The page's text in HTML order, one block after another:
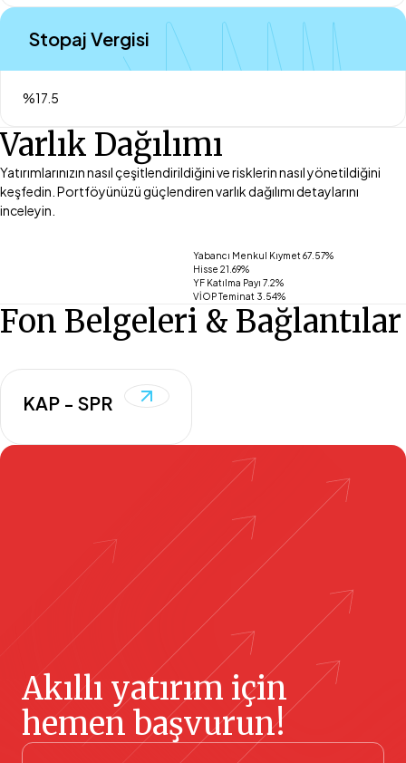
Stopaj Vergisi
%17.5
Varlık Dağılımı
Yatırımlarınızın nasıl çeşitlendirildiğini ve risklerin nasıl yönetildiğini
keşfedin. Portföyünüzü güçlendiren varlık dağılımı detaylarını
inceleyin.
Yabancı Menkul Kıymet 67.57%
Hisse 21.69%
YF Katılma Payı 7.2%
VİOP Teminat 3.54%
Fon Belgeleri & Bağlantılar
KAP - SPR
Akıllı yatırım için
hemen başvurun!